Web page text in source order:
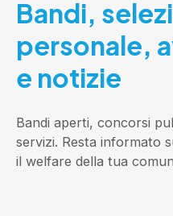
Bandi,
personale,
e notizie
Bandi aperti, concorsi
servizi. Resta informato
il welfare della tua